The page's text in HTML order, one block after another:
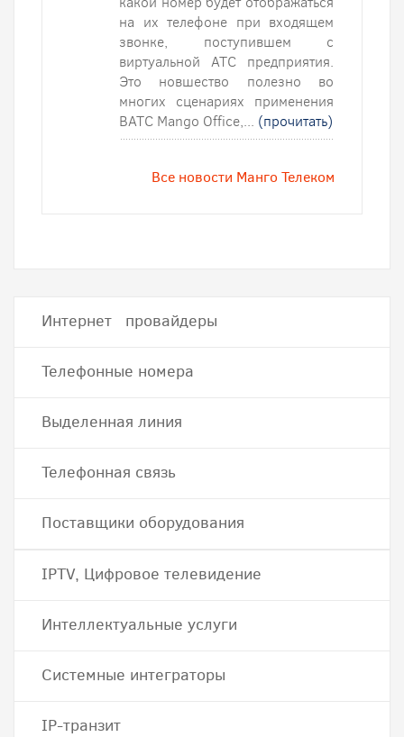
на их телефоне при входящем
звонке, поступившем с
виртуальной АТС предприятия.
Это новшество полезно во
многих сценариях применения
ВАТС Mango Office,... (прочитать)
Все новости Манго Телеком
Интернет провайдеры
Телефонные номера
Выделенная линия
Телефонная связь
Поставщики оборудования
IPTV, Цифровое телевидение
Интеллектуальные услуги
Системные интеграторы
IP-транзит